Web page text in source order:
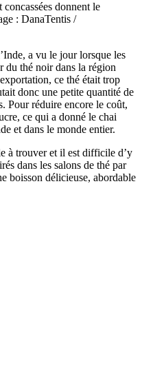
donnent le
: DanaTentis /
a vu le jour lorsque les
du thé noir dans la région
ce thé était trop
donc une petite quantité de
Pour réduire encore le coût,
ce qui a donné le chai
et dans le monde entier.
à trouver et il est difficile d’y
dans les salons de thé par
boisson délicieuse, abordable